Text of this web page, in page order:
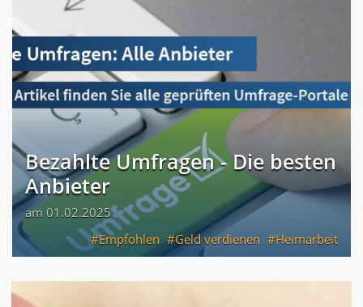
Bezahlte Umfragen - Die besten
Anbieter
am 01.02.2025
Empfohlen
Geld verdienen Heimarbeit